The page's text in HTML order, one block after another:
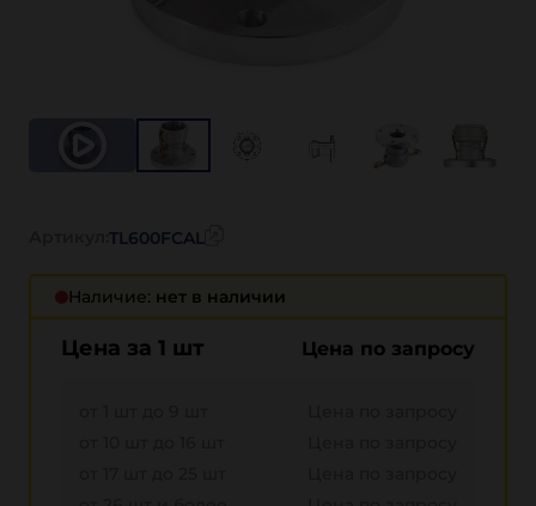
Наличие: нет в наличии
Цена за 1 шт Цена по запросу
TL600FCAL